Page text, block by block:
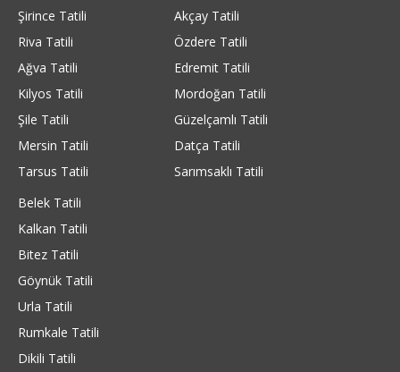
Şirince Tatili
Riva Tatili
Ağva Tatili
Kilyos Tatili
Şile Tatili
Mersin Tatili
Tarsus Tatili
Akçay Tatili
Özdere Tatili
Edremit Tatili
Mordoğan Tatili
Güzelçamlı Tatili
Datça Tatili
Sarımsaklı Tatili
Belek Tatili
Kalkan Tatili
Bitez Tatili
Göynük Tatili
Urla Tatili
Rumkale Tatili
Dikili Tatili